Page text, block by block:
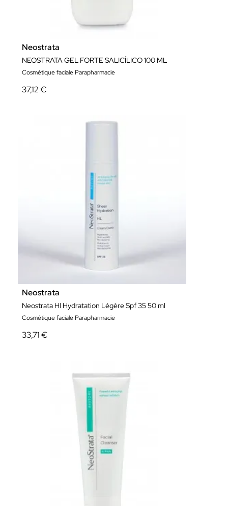
Neostrata
NEOSTRATA GEL FORTE SALICÍLICO 100 ML
Cosmétique faciale Parapharmacie
37,12 €
Neostrata
Neostrata Hl Hydratation Légère Spf 35 50 ml
Cosmétique faciale Parapharmacie
33,71 €